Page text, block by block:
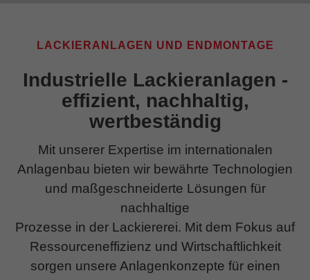
LACKIERANLAGEN UND ENDMONTAGE
Industrielle Lackieranlagen -
effizient, nachhaltig,
wertbeständig
Mit unserer Expertise im internationalen
Anlagenbau bieten wir bewährte Technologien
und maßgeschneiderte Lösungen für
nachhaltige
Prozesse in der Lackiererei. Mit dem Fokus auf
Ressourceneffizienz und Wirtschaftlichkeit
sorgen unsere Anlagenkonzepte für einen